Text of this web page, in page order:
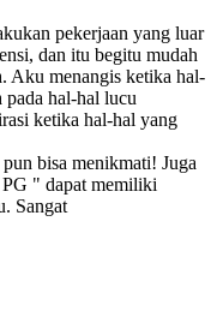
pekerjaan yang luar
dan itu begitu mudah
Aku menangis ketika hal-
pada hal-hal lucu
ketika hal-hal yang
bisa menikmati! Juga
" dapat memiliki
Sangat